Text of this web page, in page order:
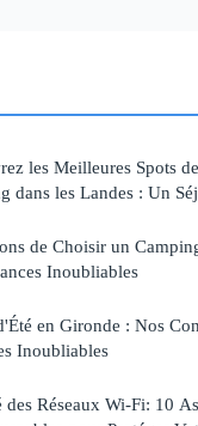
les Meilleures Spots
dans les Landes : Un
de Choisir un
Inoubliables
en Gironde : Nos
Inoubliables
des Réseaux Wi-Fi: 10